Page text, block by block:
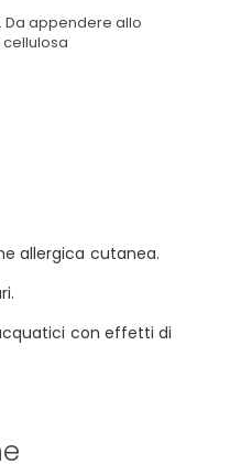
Da appendere allo
cellulosa
allergica cutanea.
con effetti di